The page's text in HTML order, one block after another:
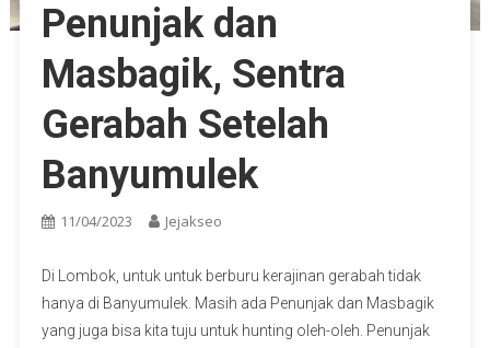
Penunjak dan
Masbagik, Sentra
Gerabah Setelah
Banyumulek
11/04/2023 Jejakseo
Di Lombok, untuk untuk berburu kerajinan gerabah tidak
hanya di Banyumulek. Masih ada Penunjak dan Masbagik
yang juga bisa kita tuju untuk hunting oleh-oleh. Penunjak